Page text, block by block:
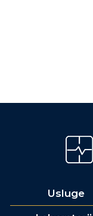
Usluge